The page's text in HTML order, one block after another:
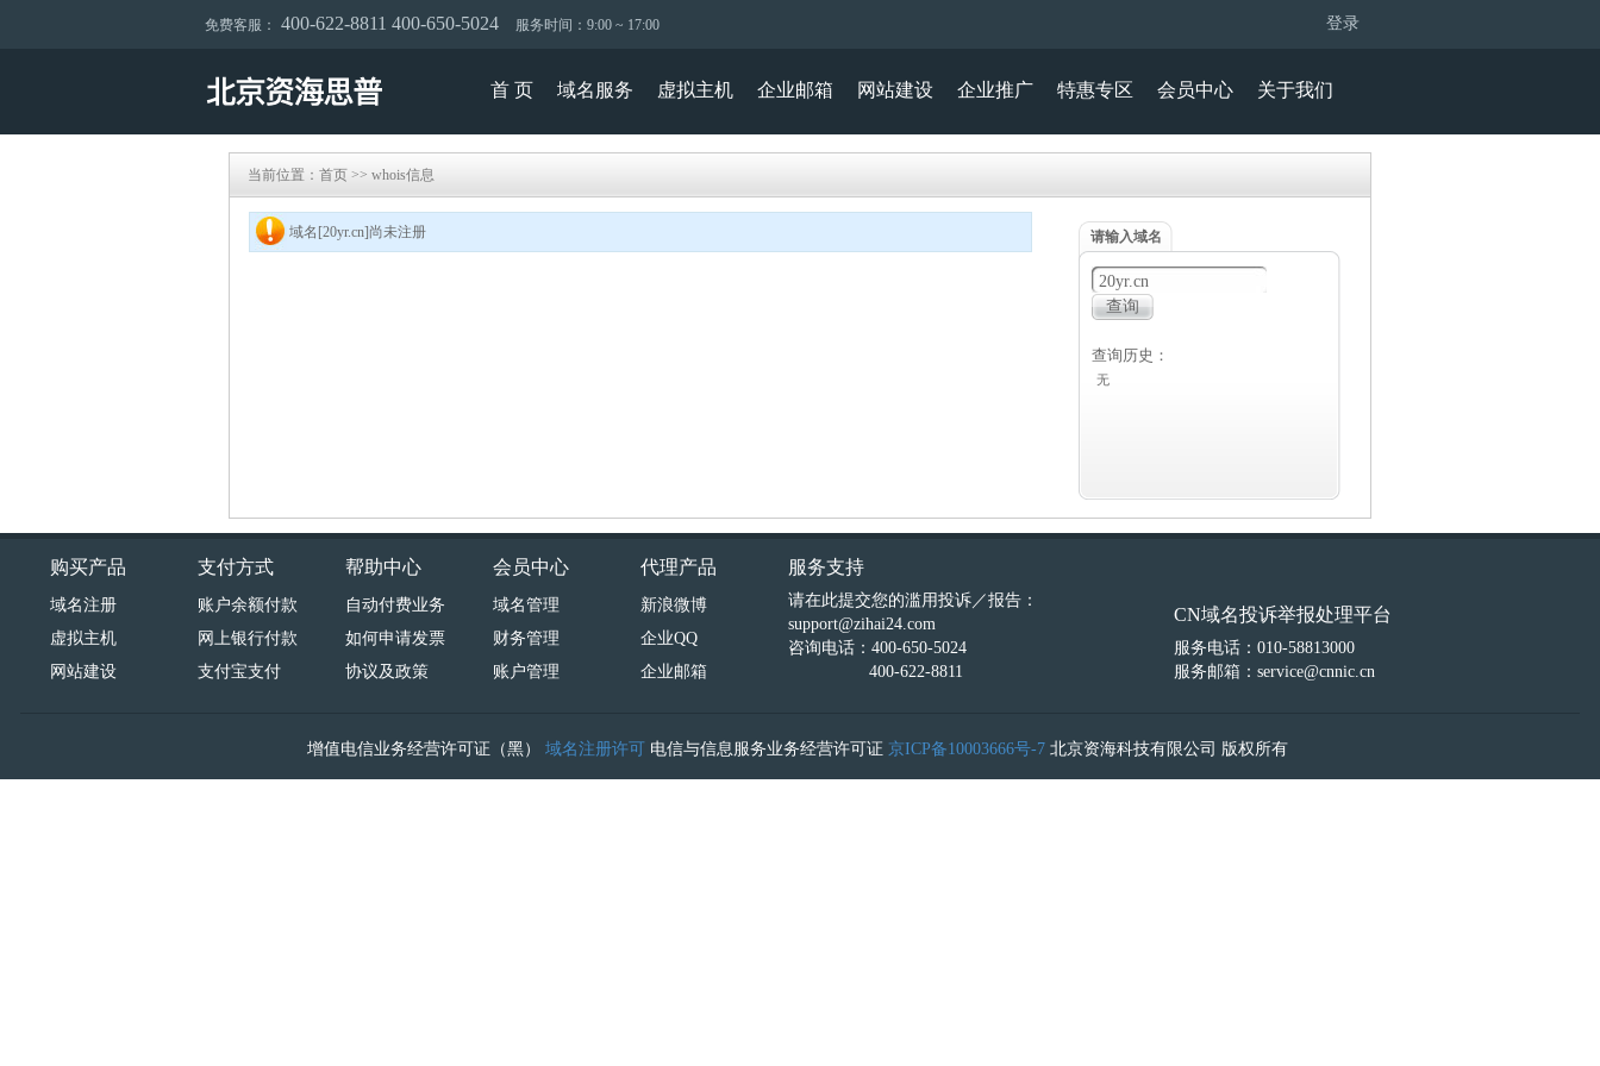
免费客服： 400-622-8811 400-650-5024 服务时间：9:00 ~ 17:00 登录
首 页 域名服务 虚拟主机 企业邮箱 网站建设 企业推广 特惠专区 会员中心 关于我们
当前位置： 首页 >> whois信息
域名[20yr.cn]尚未注册 请输入域名
查询历史：
无
购买产品
域名注册
虚拟主机
网站建设
支付方式
账户余额付款
网上银行付款
支付宝支付
帮助中心
自动付费业务
如何申请发票
协议及政策
会员中心
域名管理
财务管理
账户管理
代理产品
新浪微博
企业QQ
企业邮箱
服务支持
请在此提交您的滥用投诉／报告：
support@zihai24.com
咨询电话：400-650-5024
400-622-8811
CN域名投诉举报处理平台
服务电话：010-58813000
服务邮箱：service@cnnic.cn
增值电信业务经营许可证（黑） 域名注册许可 电信与信息服务业务经营许可证 京ICP备10003666号-7北京资海科技有限公司 版权所有